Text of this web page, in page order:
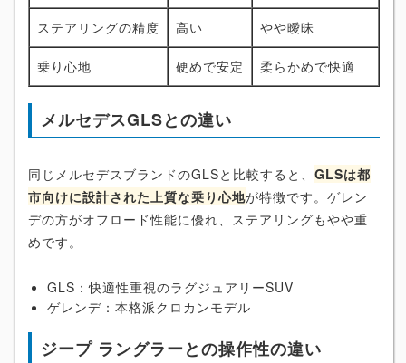
ステアリングの精度 高い やや曖昧
乗り心地 硬めで安定 柔らかめで快適
メルセデスGLSとの違い
同じメルセデスブランドのGLSと比較すると、 GLSは都
市向けに設計された上質な乗り心地が特徴です。ゲレン
デの方がオフロード性能に優れ、ステアリングもやや重
めです。
GLS：快適性重視のラグジュアリーSUV
ゲレンデ：本格派クロカンモデル
ジープ ラングラーとの操作性の違い